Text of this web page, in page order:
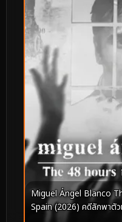
Miguel Ángel Blanco
Spain (2026) คดีลักพาตัว